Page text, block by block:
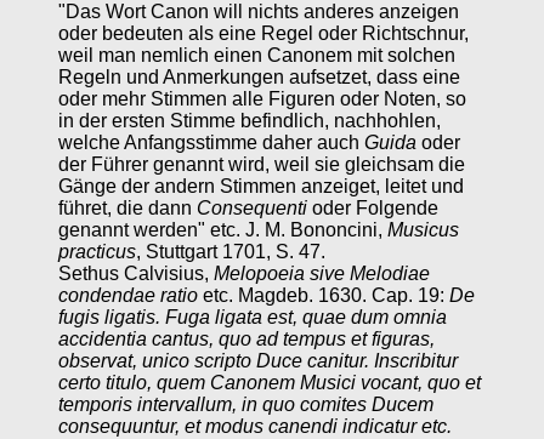
"Das Wort Canon will nichts anderes anzeigen
oder bedeuten als eine Regel oder Richtschnur,
weil man nemlich einen Canonem mit solchen
Regeln und Anmerkungen aufsetzet, dass eine
oder mehr Stimmen alle Figuren oder Noten, so
in der ersten Stimme befindlich, nachhohlen,
welche Anfangsstimme daher auch Guida oder
der Führer genannt wird, weil sie gleichsam die
Gänge der andern Stimmen anzeiget, leitet und
führet, die dann Consequenti oder Folgende
genannt werden" etc. J. M. Bononcini, Musicus
practicus, Stuttgart 1701, S. 47.
Sethus Calvisius, Melopoeia sive Melodiae
condendae ratio etc. Magdeb. 1630. Cap. 19: De
fugis ligatis. Fuga ligata est, quae dum omnia
accidentia cantus, quo ad tempus et figuras,
observat, unico scripto Duce canitur. Inscribitur
certo titulo, quem Canonem Musici vocant, quo et
temporis intervallum, in quo comites Ducem
consequuntur, et modus canendi indicatur etc.